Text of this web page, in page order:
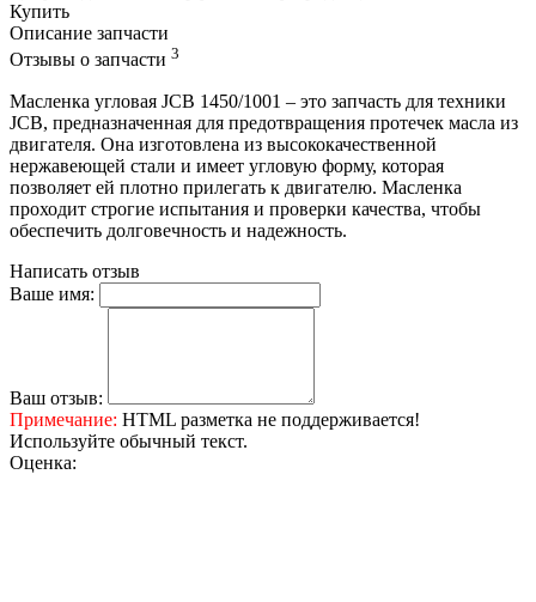
Купить
Описание запчасти
Отзывы о запчасти 3
Масленка угловая JCB 1450/1001 – это запчасть для техники
JCB, предназначенная для предотвращения протечек масла из
двигателя. Она изготовлена из высококачественной
нержавеющей стали и имеет угловую форму, которая
позволяет ей плотно прилегать к двигателю. Масленка
проходит строгие испытания и проверки качества, чтобы
обеспечить долговечность и надежность.
Написать отзыв
Ваше имя:
Ваш отзыв:
Примечание: HTML разметка не поддерживается!
Используйте обычный текст.
Оценка: